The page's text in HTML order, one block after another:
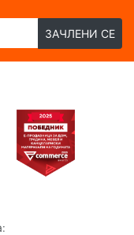
ЗАЧЛЕНИ СЕ